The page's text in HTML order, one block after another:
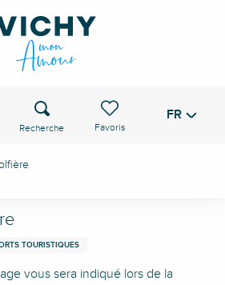
Voir les favoris
Recherche FR
TOURISTIQUES
vous sera indiqué lors de la